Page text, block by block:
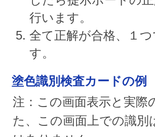
行います。
全て正解が合格、１
す。
塗色識別検査カードの例
注：この画面表示と実際
た、この画面上での識